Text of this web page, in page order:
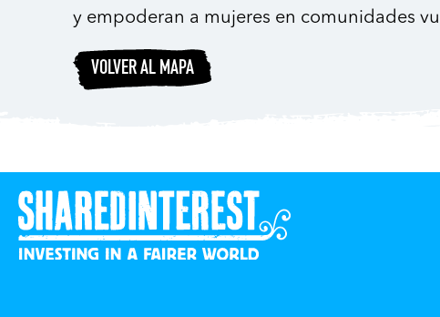
y empoderan a mujeres en comunidades
VOLVER AL MAPA